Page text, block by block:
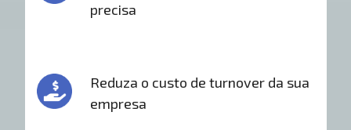
precisa
Reduza o custo de turnover da sua
empresa